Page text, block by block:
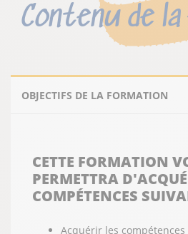
Contenu de
OBJECTIFS DE LA FORMATION
CETTE FORMATION
PERMETTRA
COMPÉTENCES
Acquérir les